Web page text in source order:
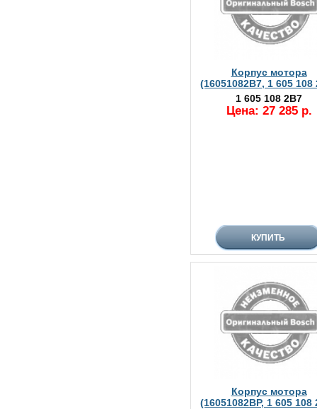
Корпус мотора
(16051082B7, 1 605 108
1 605 108 2B7
Цена: 27 285 р.
Корпус мотора
(16051082BP, 1 605 108